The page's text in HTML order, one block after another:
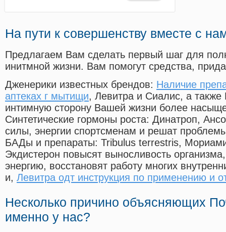
На пути к совершенству вместе с
Предлагаем Вам сделать первый шаг для
инитмной жизни. Вам помогут средства,
Дженерики известных брендов: Наличие
аптеках г мытищи, Левитра и Сиалис, а также
интимную сторону Вашей жизни более
Синтетические гормоны роста: Динатроп,
силы, энергии спортсменам и решат
БАДы и препараты: Tribulus terrestris,
Экдистерон повысят выносливость
энергию, восстановят работу многих
и, Левитра одт инструкция по применению и
Несколько причино объясняющих
именно у нас?